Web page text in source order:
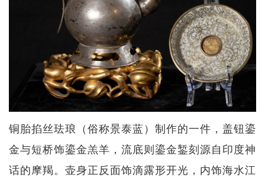
铜胎掐丝珐琅（俗称景泰蓝）制作的一件，盖钮鎏
金与短桥饰鎏金羔羊，流底则鎏金錾刻源自印度神
话的摩羯。壶身正反面饰滴露形开光，内饰海水江